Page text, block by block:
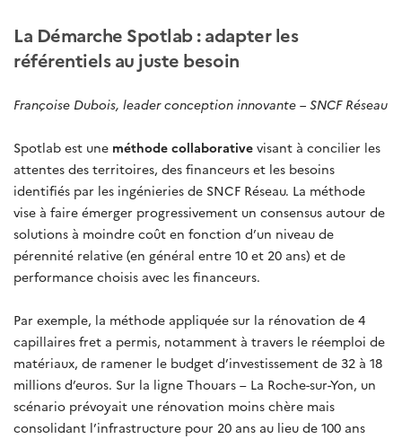
La Démarche Spotlab : adapter les
référentiels au juste besoin
Françoise Dubois, leader conception innovante – SNCF Réseau
Spotlab est une méthode collaborative visant à concilier les
attentes des territoires, des financeurs et les besoins
identifiés par les ingénieries de SNCF Réseau. La méthode
vise à faire émerger progressivement un consensus autour de
solutions à moindre coût en fonction d’un niveau de
pérennité relative (en général entre 10 et 20 ans) et de
performance choisis avec les financeurs.
Par exemple, la méthode appliquée sur la rénovation de 4
capillaires fret a permis, notamment à travers le réemploi de
matériaux, de ramener le budget d’investissement de 32 à 18
millions d’euros. Sur la ligne Thouars – La Roche-sur-Yon, un
scénario prévoyait une rénovation moins chère mais
consolidant l’infrastructure pour 20 ans au lieu de 100 ans